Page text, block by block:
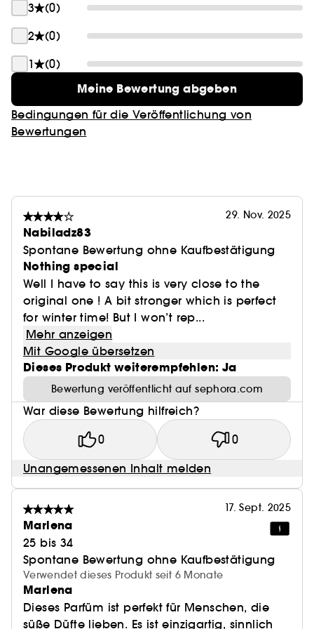
3
(0)
2
(0)
1
(0)
Meine Bewertung abgeben
Bedingungen für die Veröffentlichung von
Bewertungen
29. Nov. 2025
Nabiladz83
Spontane Bewertung ohne Kaufbestätigung
Nothing special
Well I have to say this is very close to the
original one ! A bit stronger which is perfect
for winter time! But I won’t rep...
Mehr anzeigen
Mit Google übersetzen
Dieses Produkt weiterempfehlen: Ja
Bewertung veröffentlicht auf sephora.com
War diese Bewertung hilfreich?
0 0
Unangemessenen Inhalt melden
17. Sept. 2025
Marlena
25 bis 34
Spontane Bewertung ohne Kaufbestätigung
Verwendet dieses Produkt seit 6 Monate
Marlena
Dieses Parfüm ist perfekt für Menschen, die
süße Düfte lieben. Es ist einzigartig, sinnlich